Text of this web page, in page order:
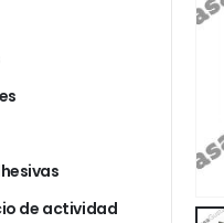
de actividad